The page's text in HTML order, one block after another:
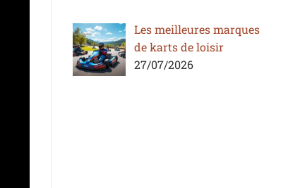
Les meilleures marques
de karts de loisir
27/07/2026